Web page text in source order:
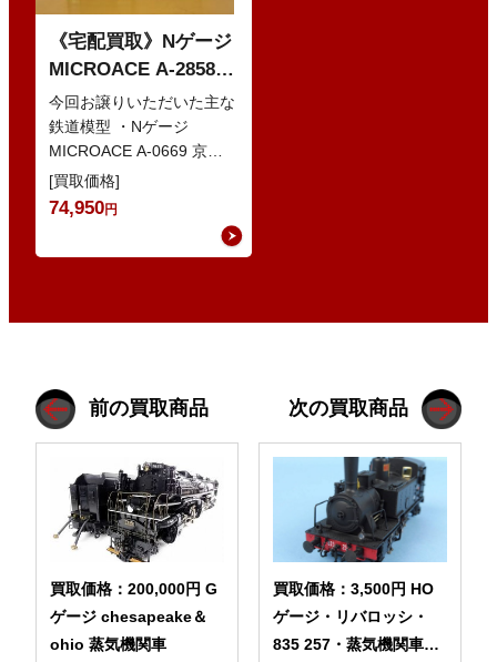
《宅配買取》Nゲージ
MICROACE A-2858
京阪8000系 新塗装 な
どの鉄道模型
今回お譲りいただいた主な
鉄道模型 ・Nゲージ
MICROACE A-0669 京阪
8030系 ・Nゲージ
GREENMAX 組立キ…
[買取価格]
74,950円
前の買取商品
買取価格：200,000円 G
ゲージ chesapeake＆
ohio 蒸気機関車
次の買取商品
買取価格：3,500円 HO
ゲージ・リバロッシ・
835 257・蒸気機関車・